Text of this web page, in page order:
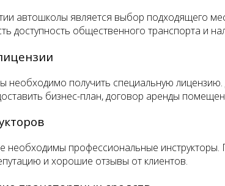
автошколы является выбор подходящего
доступность общественного транспорта и
необходимо получить специальную
бизнес-план, договор аренды
необходимы профессиональные инструкторы.
и хорошие отзывы от клиентов.